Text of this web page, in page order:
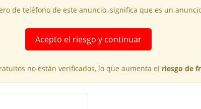
de teléfono de este anuncio, significa que es un
Acepto el riesgo y continuar
no están verificados, lo que aumenta el riesgo de